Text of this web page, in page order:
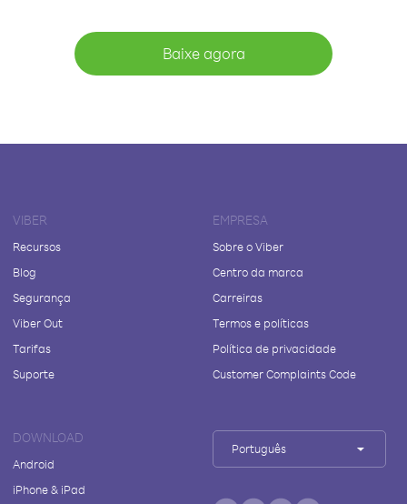
Baixe agora
VIBER
Recursos
Blog
Segurança
Viber Out
Tarifas
Suporte
EMPRESA
Sobre o Viber
Centro da marca
Carreiras
Termos e políticas
Política de privacidade
Customer Complaints Code
DOWNLOAD
Android
iPhone & iPad
Português